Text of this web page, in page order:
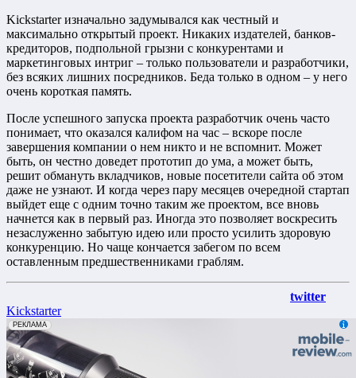
Kickstarter изначально задумывался как честный и
максимально открытый проект. Никаких издателей, банков-
кредиторов, подпольной грызни с конкурентами и
маркетинговых интриг – только пользователи и разработчики,
без всяких лишних посредников. Беда только в одном – у него
очень короткая память.
После успешного запуска проекта разработчик очень часто
понимает, что оказался калифом на час – вскоре после
завершения компании о нем никто и не вспомнит. Может
быть, он честно доведет прототип до ума, а может быть,
решит обмануть вкладчиков, новые посетители сайта об этом
даже не узнают. И когда через пару месяцев очередной стартап
выйдет еще с одним точно таким же проектом, все вновь
начнется как в первый раз. Иногда это позволяет воскресить
незаслуженно забытую идею или просто усилить здоровую
конкуренцию. Но чаще кончается забегом по всем
оставленным предшественниками граблям.
twitter
Kickstarter
erid: 2VfnxxmNzs5
РЕКЛАМА